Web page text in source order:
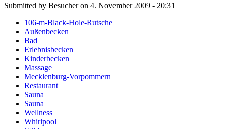
Submitted by Besucher on 4. November 2009 - 20:31
106-m-Black-Hole-Rutsche
Außenbecken
Bad
Erlebnisbecken
Kinderbecken
Massage
Mecklenburg-Vorpommern
Restaurant
Sauna
Sauna
Wellness
Whirlpool